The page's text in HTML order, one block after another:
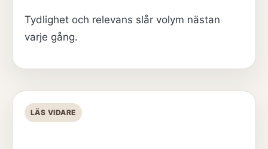
Tydlighet och relevans slår volym nästan
varje gång.
LÄS VIDARE